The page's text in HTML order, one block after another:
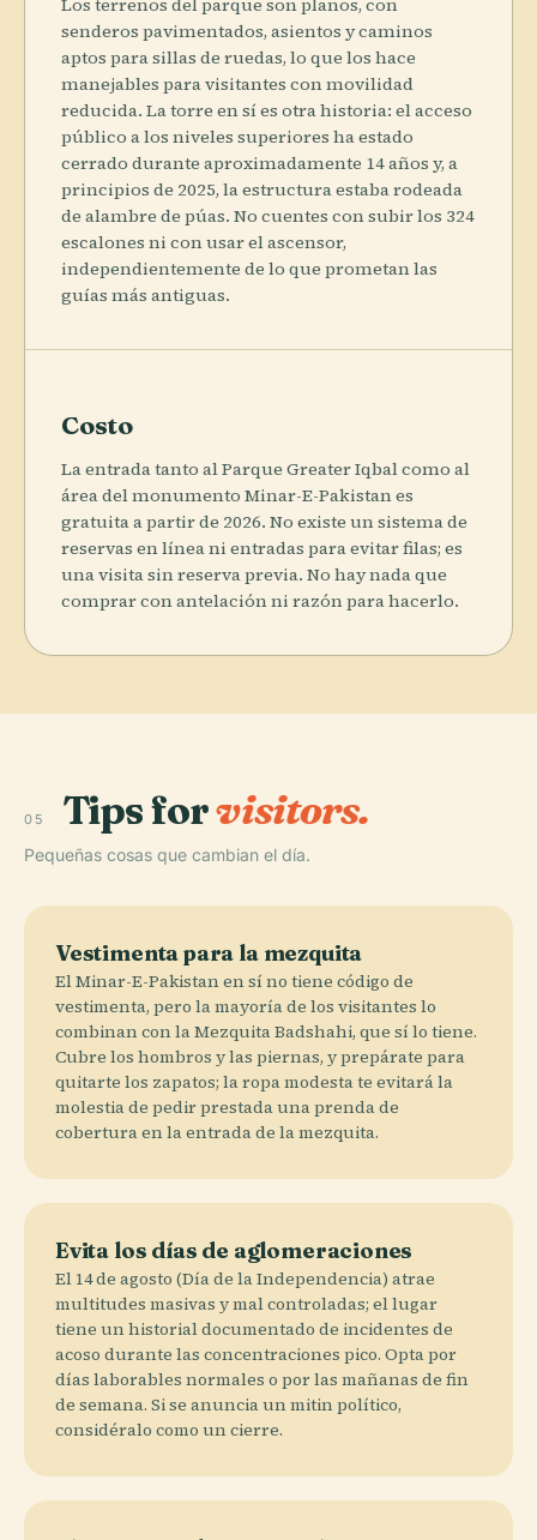
senderos pavimentados, asientos y caminos
aptos para sillas de ruedas, lo que los hace
manejables para visitantes con movilidad
reducida. La torre en sí es otra historia: el acceso
público a los niveles superiores ha estado
cerrado durante aproximadamente 14 años y, a
principios de 2025, la estructura estaba rodeada
de alambre de púas. No cuentes con subir los 324
escalones ni con usar el ascensor,
independientemente de lo que prometan las
guías más antiguas.
Costo
La entrada tanto al Parque Greater Iqbal como al
área del monumento Minar-E-Pakistan es
gratuita a partir de 2026. No existe un sistema de
reservas en línea ni entradas para evitar filas; es
una visita sin reserva previa. No hay nada que
comprar con antelación ni razón para hacerlo.
05 Tips forvisitors.
Pequeñas cosas que cambian el día.
Vestimenta para la mezquita
El Minar-E-Pakistan en sí no tiene código de
vestimenta, pero la mayoría de los visitantes lo
combinan con la Mezquita Badshahi, que sí lo tiene.
Cubre los hombros y las piernas, y prepárate para
quitarte los zapatos; la ropa modesta te evitará la
molestia de pedir prestada una prenda de
cobertura en la entrada de la mezquita.
Evita los días de aglomeraciones
El 14 de agosto (Día de la Independencia) atrae
multitudes masivas y mal controladas; el lugar
tiene un historial documentado de incidentes de
acoso durante las concentraciones pico. Opta por
días laborables normales o por las mañanas de fin
de semana. Si se anuncia un mitin político,
considéralo como un cierre.